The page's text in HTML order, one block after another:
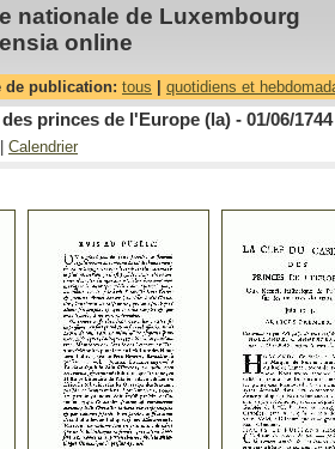
nationale de Luxembourg
online
de publication: tous quotidiens et
princes de l'Europe (la) - 01/06/1744
Calendrier